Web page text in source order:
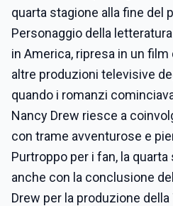
quarta stagione alla fine del
Personaggio della
in America, ripresa in un
altre produzioni televisive
quando i romanzi
Nancy Drew riesce a
con trame avventurose e
Purtroppo per i fan, la
anche con la conclusione
Drew per la produzione della